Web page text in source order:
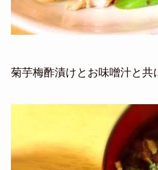
菊芋梅酢漬けとお味噌汁と共